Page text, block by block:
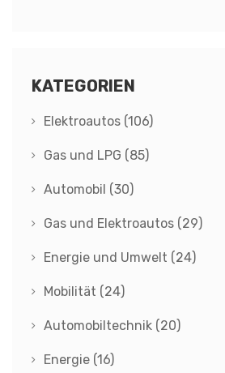
KATEGORIEN
Elektroautos (106)
Gas und LPG (85)
Automobil (30)
Gas und Elektroautos (29)
Energie und Umwelt (24)
Mobilität (24)
Automobiltechnik (20)
Energie (16)